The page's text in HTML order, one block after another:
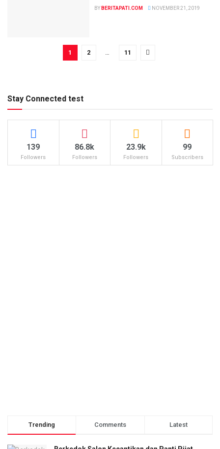
BY BERITAPATI.COM NOVEMBER 21, 2019
1 2 … 11
Stay Connected test
139
Followers
86.8k
Followers
23.9k
Followers
99
Subscribers
Trending Comments Latest